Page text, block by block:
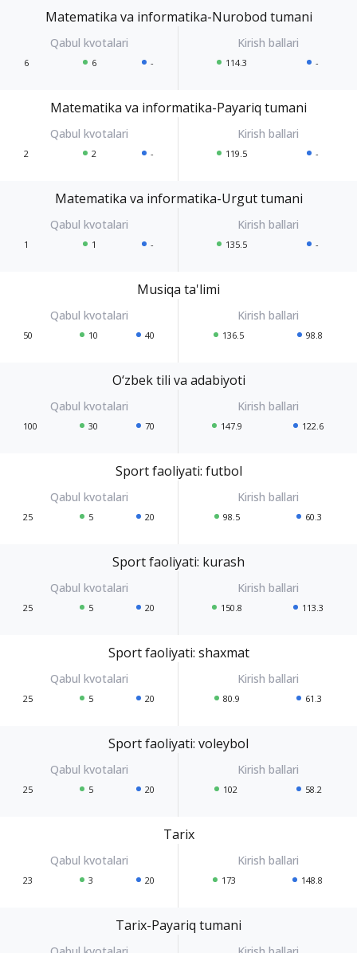
Matematika va informatika-Nurobod tumani
6 6 - 114.3 -
Matematika va informatika-Payariq tumani
2 2 - 119.5 -
Matematika va informatika-Urgut tumani
1 1 - 135.5 -
Musiqa ta'limi
50 10 40 136.5 98.8
O‘zbek tili va adabiyoti
100 30 70 147.9 122.6
Sport faoliyati: futbol
25 5 20 98.5 60.3
Sport faoliyati: kurash
25 5 20 150.8 113.3
Sport faoliyati: shaxmat
25 5 20 80.9 61.3
Sport faoliyati: voleybol
25 5 20 102 58.2
Tarix
23 3 20 173 148.8
Tarix-Payariq tumani